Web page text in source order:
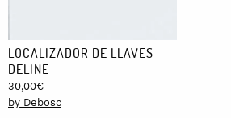
LOCALIZADOR DE LLAVES
DELINE
30,00€
by Debosc